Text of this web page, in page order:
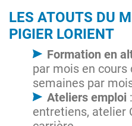
LES ATOUTS DU
PIGIER LORIENT
Formation en
par mois en
semaines par
Ateliers emploi
entretiens, atelier